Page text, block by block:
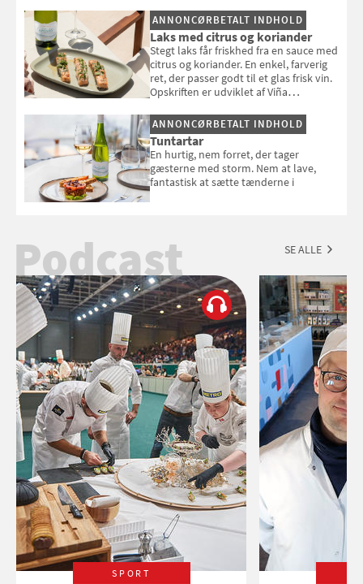
selvstændigt måltid. Opskriften er fra
Louisa Lorangs kogebog "Salat".
ANNONCØRBETALT INDHOLD
Laks med citrus og koriander
Stegt laks får friskhed fra en sauce med
citrus og koriander. En enkel, farverig
ret, der passer godt til et glas frisk vin.
Opskriften er udviklet af Viña
ANNONCØRBETALT INDHOLD
Tuntartar
En hurtig, nem forret, der tager
gæsterne med storm. Nem at lave,
fantastisk at sætte tænderne i
Podcast SE ALLE
SPORT